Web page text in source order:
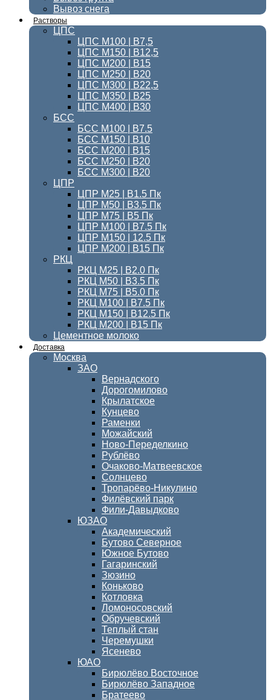
Вывоз снега
Растворы
ЦПС
ЦПС М100 | B7,5
ЦПС М150 | В12,5
ЦПС М200 | В15
ЦПС М250 | В20
ЦПС М300 | B22,5
ЦПС М350 | В25
ЦПС M400 | B30
БСС
БСС М100 | B7.5
БСС М150 | В10
БСС М200 | В15
БСС М250 | В20
БСС М300 | В20
ЦПР
ЦПР М25 | B1.5 Пк
ЦПР М50 | B3.5 Пк
ЦПР М75 | B5 Пк
ЦПР М100 | B7.5 Пк
ЦПР М150 | 12.5 Пк
ЦПР М200 | B15 Пк
РКЦ
РКЦ М25 | B2.0 Пк
РКЦ М50 | B3.5 Пк
РКЦ М75 | B5.0 Пк
РКЦ М100 | B7.5 Пк
РКЦ М150 | B12.5 Пк
РКЦ М200 | B15 Пк
Цементное молоко
Доставка
Москва
ЗАО
Вернадского
Дорогомилово
Крылатское
Кунцево
Раменки
Можайский
Ново-Переделкино
Рублёво
Очаково-Матвеевское
Солнцево
Тропарёво-Никулино
Филёвский парк
Фили-Давыдково
ЮЗАО
Академический
Бутово Северное
Южное Бутово
Гагаринский
Зюзино
Коньково
Котловка
Ломоносовский
Обручевский
Теплый стан
Черемушки
Ясенево
ЮАО
Бирюлёво Восточное
Бирюлёво Западное
Братеево